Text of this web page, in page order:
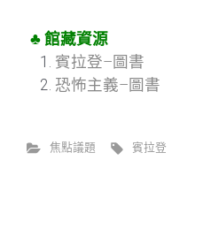
♣ 館藏資源
賓拉登–圖書
恐怖主義–圖書
焦點議題 賓拉登